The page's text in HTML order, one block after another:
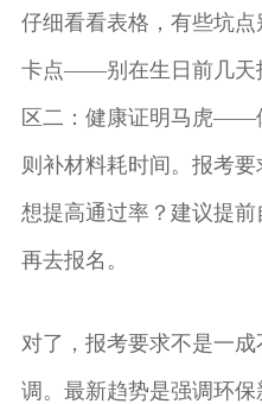
仔细看看表格，有些坑
卡点——别在生日前几天
区二：健康证明马虎——
则补材料耗时间。报考要
想提高通过率？建议提
再去报名。
对了，报考要求不是一
调。最新趋势是强调环